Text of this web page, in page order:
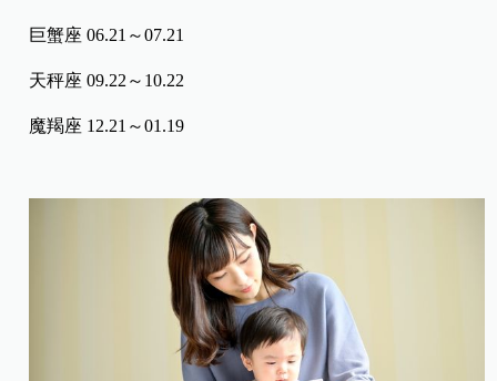
巨蟹座 06.21～07.21
天秤座 09.22～10.22
魔羯座 12.21～01.19